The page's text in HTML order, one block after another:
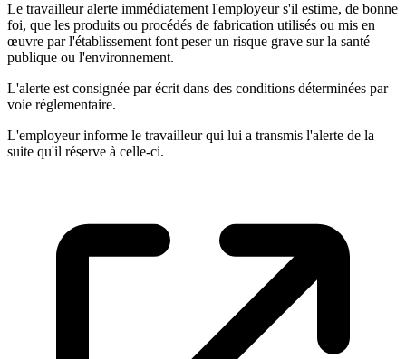
Le travailleur alerte immédiatement l'employeur s'il estime, de bonne
foi, que les produits ou procédés de fabrication utilisés ou mis en
œuvre par l'établissement font peser un risque grave sur la santé
publique ou l'environnement.
L'alerte est consignée par écrit dans des conditions déterminées par
voie réglementaire.
L'employeur informe le travailleur qui lui a transmis l'alerte de la
suite qu'il réserve à celle-ci.